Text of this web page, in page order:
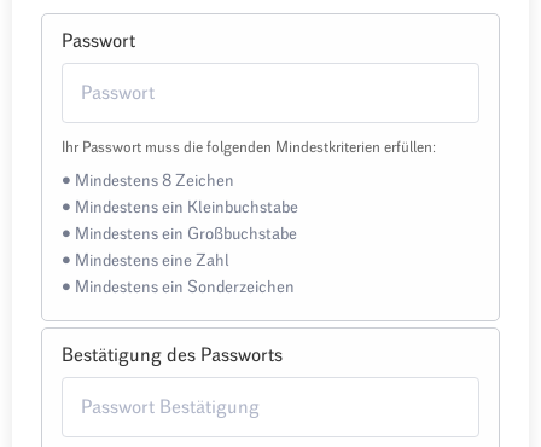
Passwort
Ihr Passwort muss die folgenden Mindestkriterien erfüllen:
• Mindestens 8 Zeichen
• Mindestens ein Kleinbuchstabe
• Mindestens ein Großbuchstabe
• Mindestens eine Zahl
• Mindestens ein Sonderzeichen
Bestätigung des Passworts